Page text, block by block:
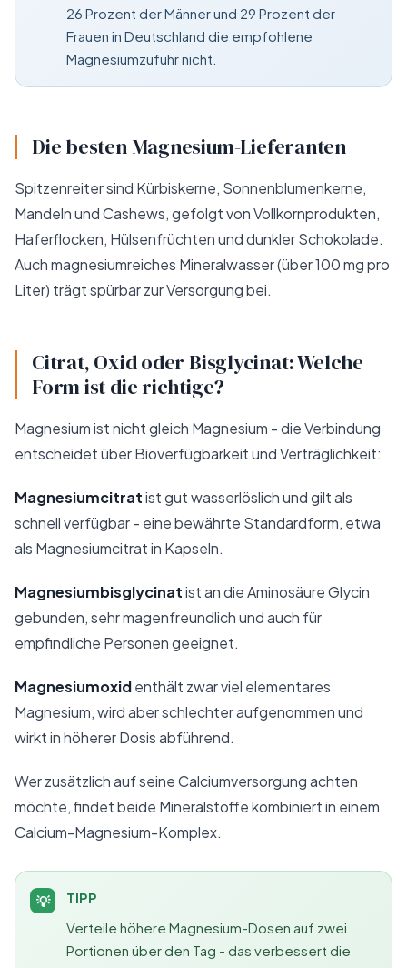
26 Prozent der Männer und 29 Prozent der
Frauen in Deutschland die empfohlene
Magnesiumzufuhr nicht.
Die besten Magnesium-Lieferanten
Spitzenreiter sind Kürbiskerne, Sonnenblumenkerne,
Mandeln und Cashews, gefolgt von Vollkornprodukten,
Haferflocken, Hülsenfrüchten und dunkler Schokolade.
Auch magnesiumreiches Mineralwasser (über 100 mg pro
Liter) trägt spürbar zur Versorgung bei.
Citrat, Oxid oder Bisglycinat: Welche
Form ist die richtige?
Magnesium ist nicht gleich Magnesium - die Verbindung
entscheidet über Bioverfügbarkeit und Verträglichkeit:
Magnesiumcitratist gut wasserlöslich und gilt als
schnell verfügbar - eine bewährte Standardform, etwa
als Magnesiumcitrat in Kapseln.
Magnesiumbisglycinatist an die Aminosäure Glycin
gebunden, sehr magenfreundlich und auch für
empfindliche Personen geeignet.
Magnesiumoxidenthält zwar viel elementares
Magnesium, wird aber schlechter aufgenommen und
wirkt in höherer Dosis abführend.
Wer zusätzlich auf seine Calciumversorgung achten
möchte, findet beide Mineralstoffe kombiniert in einem
Calcium-Magnesium-Komplex.
💡 TIPP
Verteile höhere Magnesium-Dosen auf zwei
Portionen über den Tag - das verbessert die